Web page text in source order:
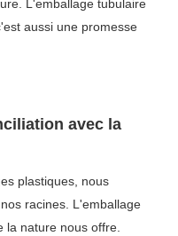
L'emballage tubulaire
aussi une promesse
avec la
plastiques, nous
racines. L'emballage
la nature nous offre.